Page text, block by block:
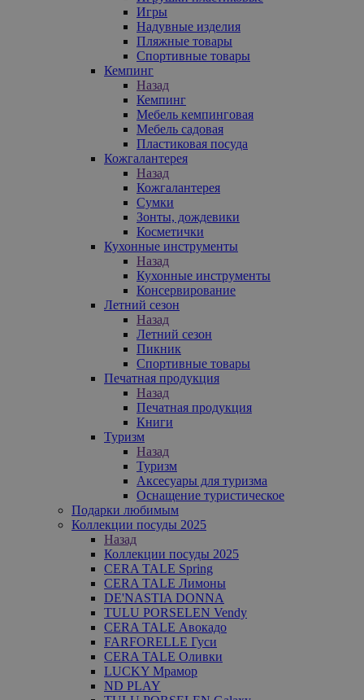
Игры
Надувные изделия
Пляжные товары
Спортивные товары
Кемпинг
Назад
Кемпинг
Мебель кемпинговая
Мебель садовая
Пластиковая посуда
Кожгалантерея
Назад
Кожгалантерея
Сумки
Зонты, дождевики
Косметички
Кухонные инструменты
Назад
Кухонные инструменты
Консервирование
Летний сезон
Назад
Летний сезон
Пикник
Спортивные товары
Печатная продукция
Назад
Печатная продукция
Книги
Туризм
Назад
Туризм
Аксесуары для туризма
Оснащение туристическое
Подарки любимым
Коллекции посуды 2025
Назад
Коллекции посуды 2025
CERA TALE Spring
CERA TALE Лимоны
DE'NASTIA DONNA
TULU PORSELEN Vendy
CERA TALE Авокадо
FARFORELLE Гуси
CERA TALE Оливки
LUCKY Мрамор
ND PLAY